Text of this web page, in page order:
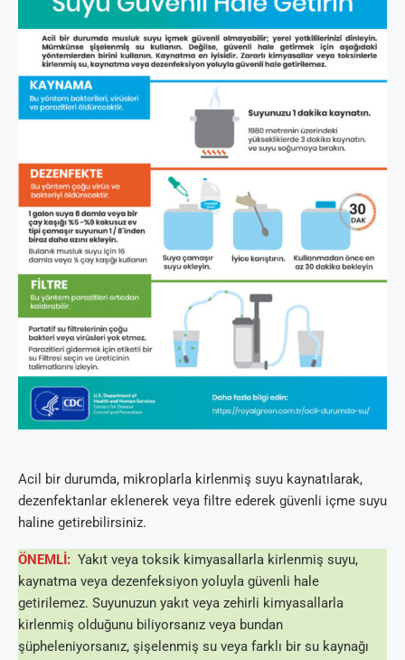
Acil bir durumda, mikroplarla kirlenmiş suyu kaynatılarak,
dezenfektanlar eklenerek veya filtre ederek güvenli içme suyu
haline getirebilirsiniz.
ÖNEMLİ: Yakıt veya toksik kimyasallarla kirlenmiş suyu,
kaynatma veya dezenfeksiyon yoluyla güvenli hale
getirilemez. Suyunuzun yakıt veya zehirli kimyasallarla
kirlenmiş olduğunu biliyorsanız veya bundan
şüpheleniyorsanız, şişelenmiş su veya farklı bir su kaynağı